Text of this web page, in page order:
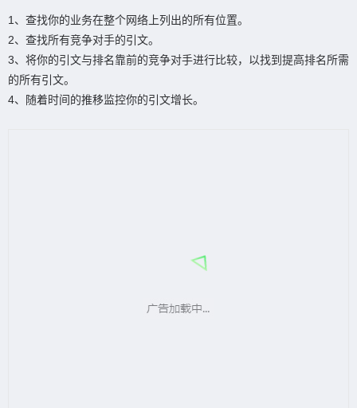
1、查找你的业务在整个网络上列出的所有位置。
2、查找所有竞争对手的引文。
3、将你的引文与排名靠前的竞争对手进行比较，以找到提高排名所需
的所有引文。
4、随着时间的推移监控你的引文增长。